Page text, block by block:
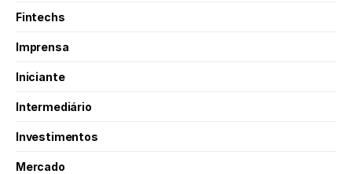
Fintechs
Imprensa
Iniciante
Intermediário
Investimentos
Mercado